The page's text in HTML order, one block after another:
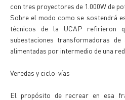
con tres proyectores de 1.000W de
Sobre el modo como se sostendrá
técnicos de la UCAP refirieron
subestaciones transformadoras
alimentadas por intermedio de una
Veredas y ciclo-vías
El propósito de recrear en esa